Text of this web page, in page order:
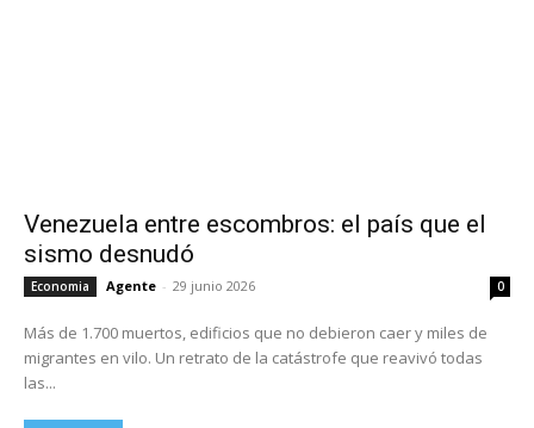
Venezuela entre escombros: el país que el
sismo desnudó
Economia Agente - 29 junio 2026 0
Más de 1.700 muertos, edificios que no debieron caer y miles de
migrantes en vilo. Un retrato de la catástrofe que reavivó todas
las...